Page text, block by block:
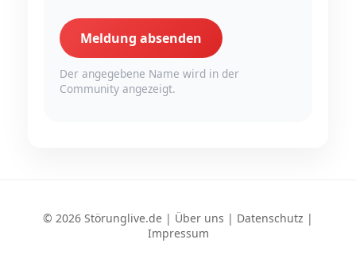
Meldung absenden
Der angegebene Name wird in der
Community angezeigt.
© 2026 Störunglive.de | Über uns | Datenschutz |
Impressum